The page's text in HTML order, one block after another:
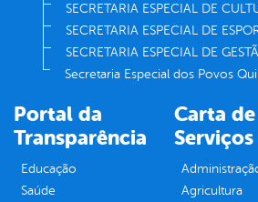
SECRETARIA ESPECIAL DE
SECRETARIA ESPECIAL DE
SECRETARIA ESPECIAL DE
Secretaria Especial dos Povos
Portal da
Transparência
Educação
Saúde
Carta de
Serviços
Agricultura